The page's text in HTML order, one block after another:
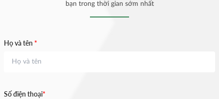
bạn trong thời gian sớm nhất
Họ và tên *
Số điện thoại*